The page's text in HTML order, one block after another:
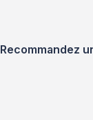
Recommandez